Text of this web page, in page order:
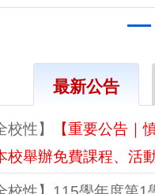
佈欄區
最新公告